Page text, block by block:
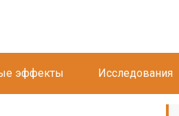
эффекты Исследования